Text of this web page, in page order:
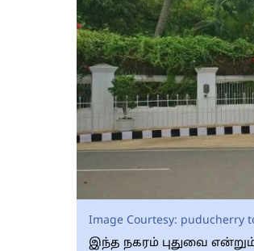
Image Courtesy: puducherry
இந்த நகரம் புதுவை